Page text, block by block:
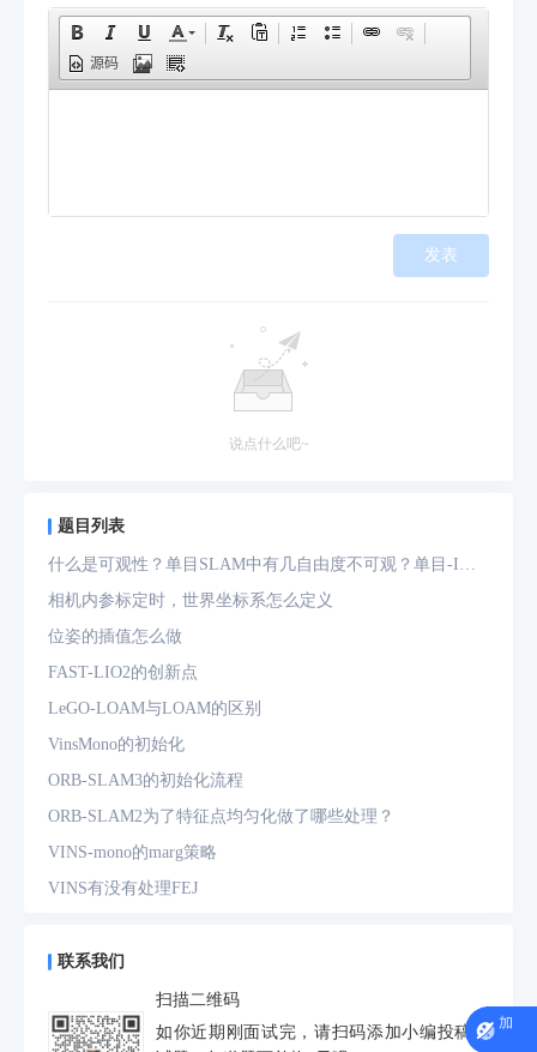
源码
发表
说点什么吧~
题目列表
什么是可观性？单目SLAM中有几自由度不可观？单目-IMU
系统中有几自由度不可观？
相机内参标定时，世界坐标系怎么定义
位姿的插值怎么做
FAST-LIO2的创新点
LeGO-LOAM与LOAM的区别
VinsMono的初始化
ORB-SLAM3的初始化流程
ORB-SLAM2为了特征点均匀化做了哪些处理？
VINS-mono的marg策略
VINS有没有处理FEJ
预积分中的bias如何处理
为什么要进行预积分
IMU测量方程是什么？噪声模型是什么？
联系我们
扫描二维码
如你近期刚面试完，请扫码添加小编投稿面